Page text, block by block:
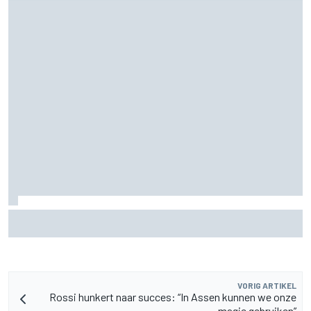
VORIG ARTIKEL
Rossi hunkert naar succes: “In Assen kunnen we onze